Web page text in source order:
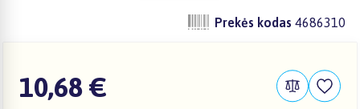
Prekės kodas 4686310
10,68 €